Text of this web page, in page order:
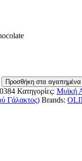
Προσθήκη στα αγαπημένα
Κατηγορίες: Μυϊκή
Γάλακτος) Brands: